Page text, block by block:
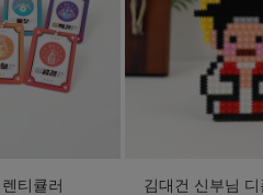
티큘러 김대건 신부님